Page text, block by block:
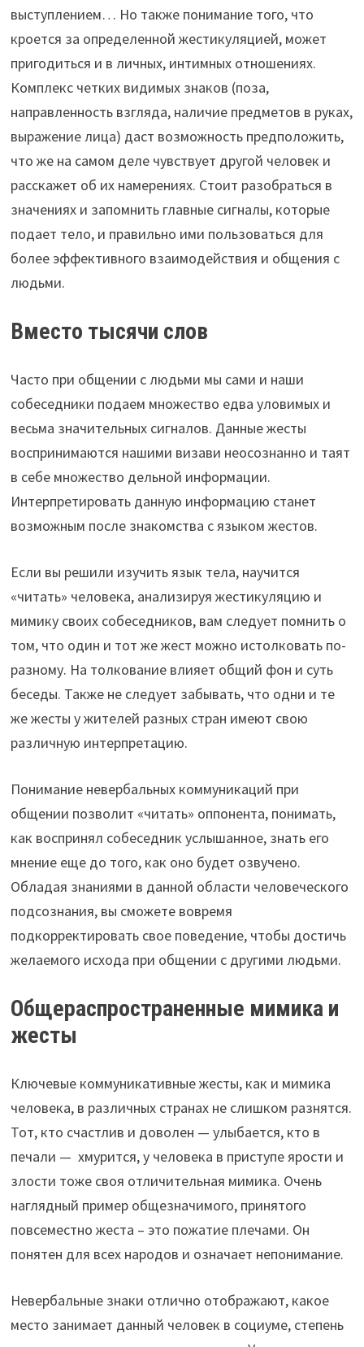
выступлением… Но также понимание того, что
кроется за определенной жестикуляцией, может
пригодиться и в личных, интимных отношениях.
Комплекс четких видимых знаков (поза,
направленность взгляда, наличие предметов в руках,
выражение лица) даст возможность предположить,
что же на самом деле чувствует другой человек и
расскажет об их намерениях. Стоит разобраться в
значениях и запомнить главные сигналы, которые
подает тело, и правильно ими пользоваться для
более эффективного взаимодействия и общения с
людьми.
Вместо тысячи слов
Часто при общении с людьми мы сами и наши
собеседники подаем множество едва уловимых и
весьма значительных сигналов. Данные жесты
воспринимаются нашими визави неосознанно и таят
в себе множество дельной информации.
Интерпретировать данную информацию станет
возможным после знакомства с языком жестов.
Если вы решили изучить язык тела, научится
«читать» человека, анализируя жестикуляцию и
мимику своих собеседников, вам следует помнить о
том, что один и тот же жест можно истолковать по-
разному. На толкование влияет общий фон и суть
беседы. Также не следует забывать, что одни и те
же жесты у жителей разных стран имеют свою
различную интерпретацию.
Понимание невербальных коммуникаций при
общении позволит «читать» оппонента, понимать,
как воспринял собеседник услышанное, знать его
мнение еще до того, как оно будет озвучено.
Обладая знаниями в данной области человеческого
подсознания, вы сможете вовремя
подкорректировать свое поведение, чтобы достичь
желаемого исхода при общении с другими людьми.
Общераспространенные мимика и
жесты
Ключевые коммуникативные жесты, как и мимика
человека, в различных странах не слишком разнятся.
Тот, кто счастлив и доволен — улыбается, кто в
печали — хмурится, у человека в приступе ярости и
злости тоже своя отличительная мимика. Очень
наглядный пример общезначимого, принятого
повсеместно жеста – это пожатие плечами. Он
понятен для всех народов и означает непонимание.
Невербальные знаки отлично отображают, какое
место занимает данный человек в социуме, степень